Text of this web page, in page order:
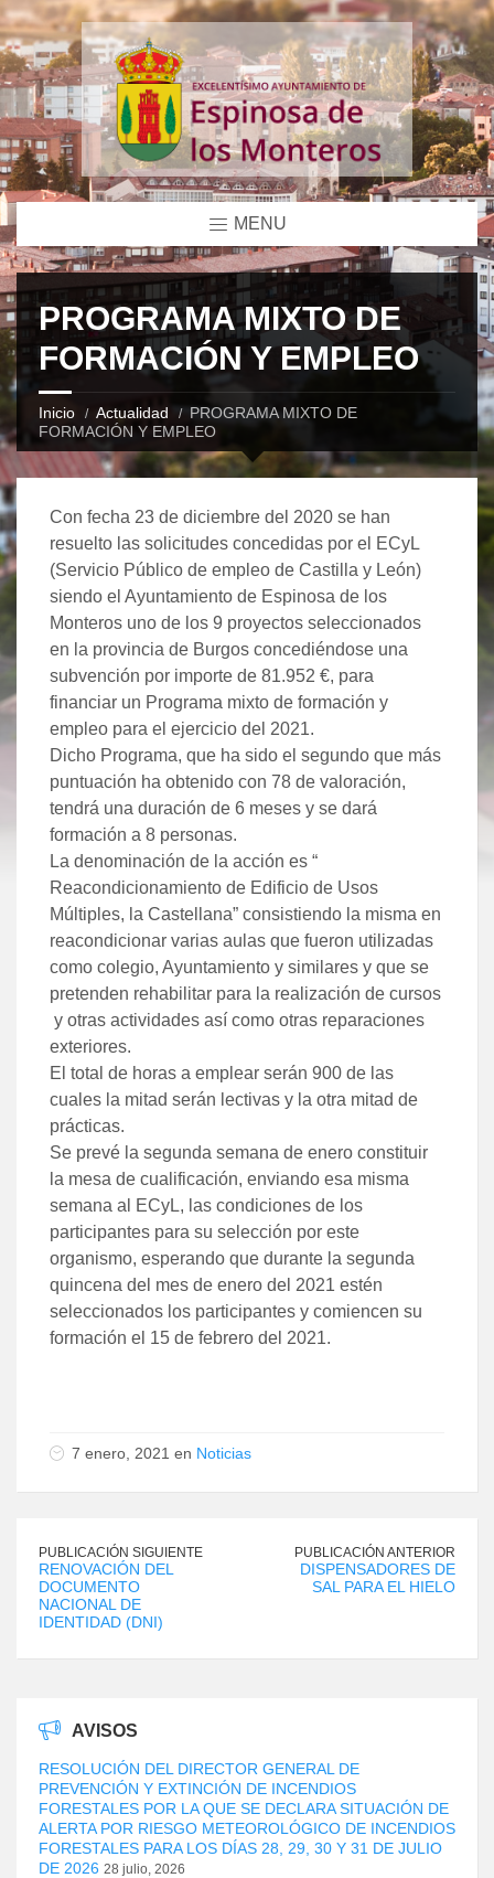
MENU
PROGRAMA MIXTO DE
FORMACIÓN Y EMPLEO
Inicio Actualidad
PROGRAMA MIXTO DE
FORMACIÓN Y EMPLEO
Con fecha 23 de diciembre del 2020 se han
resuelto las solicitudes concedidas por el ECyL
(Servicio Público de empleo de Castilla y León)
siendo el Ayuntamiento de Espinosa de los
Monteros uno de los 9 proyectos seleccionados
en la provincia de Burgos concediéndose una
subvención por importe de 81.952 €, para
financiar un Programa mixto de formación y
empleo para el ejercicio del 2021.
Dicho Programa, que ha sido el segundo que más
puntuación ha obtenido con 78 de valoración,
tendrá una duración de 6 meses y se dará
formación a 8 personas.
La denominación de la acción es “
Reacondicionamiento de Edificio de Usos
Múltiples, la Castellana” consistiendo la misma en
reacondicionar varias aulas que fueron utilizadas
como colegio, Ayuntamiento y similares y que se
pretenden rehabilitar para la realización de cursos
y otras actividades así como otras reparaciones
exteriores.
El total de horas a emplear serán 900 de las
cuales la mitad serán lectivas y la otra mitad de
prácticas.
Se prevé la segunda semana de enero constituir
la mesa de cualificación, enviando esa misma
semana al ECyL, las condiciones de los
participantes para su selección por este
organismo, esperando que durante la segunda
quincena del mes de enero del 2021 estén
seleccionados los participantes y comiencen su
formación el 15 de febrero del 2021.
7 enero, 2021 en Noticias
PUBLICACIÓN SIGUIENTE
RENOVACIÓN DEL
DOCUMENTO
NACIONAL DE
IDENTIDAD (DNI)
PUBLICACIÓN ANTERIOR
DISPENSADORES DE
SAL PARA EL HIELO
AVISOS
RESOLUCIÓN DEL DIRECTOR GENERAL DE
PREVENCIÓN Y EXTINCIÓN DE INCENDIOS
FORESTALES POR LA QUE SE DECLARA SITUACIÓN DE
ALERTA POR RIESGO METEOROLÓGICO DE INCENDIOS
FORESTALES PARA LOS DÍAS 28, 29, 30 Y 31 DE JULIO
DE 2026 28 julio, 2026